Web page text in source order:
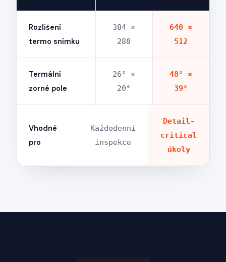
Rozlišení
termo snímku
384 ×
288
640 ×
512
Termální
zorné pole
26° ×
20°
48° ×
39°
Vhodné
pro
Každodenní
inspekce
Detail-
critical
úkoly